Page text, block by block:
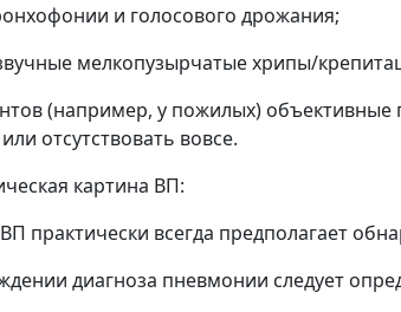
и голосового дрожания;
мелкопузырчатые хрипы/
(например, у пожилых)
отсутствовать вовсе.
картина ВП:
практически всегда предполагает
диагноза пневмонии следует